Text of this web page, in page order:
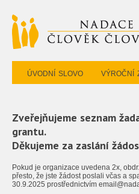
úvodní slovo výroční
Zveřejňujeme seznam
grantu.
Děkujeme za zaslání
Pokud je organizace uvedena 2x,
přesto, že jste žádost poslali včas a
30.9.2025 prostřednictvím